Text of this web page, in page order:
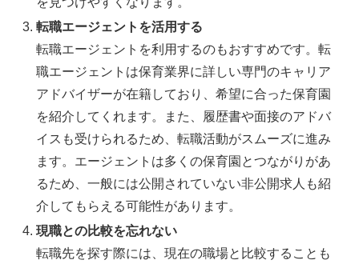
転職エージェントを活用する
転職エージェントを利用するのもおすすめです。転
職エージェントは保育業界に詳しい専門のキャリア
アドバイザーが在籍しており、希望に合った保育園
を紹介してくれます。また、履歴書や面接のアドバ
イスも受けられるため、転職活動がスムーズに進み
ます。エージェントは多くの保育園とつながりがあ
るため、一般には公開されていない非公開求人も紹
介してもらえる可能性があります。
現職との比較を忘れない
転職先を探す際には、現在の職場と比較することも